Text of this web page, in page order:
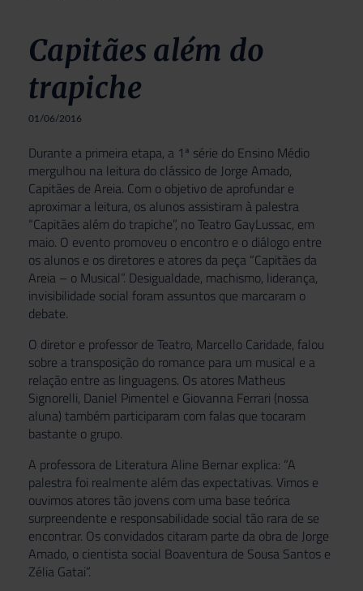
Capitães além do
trapiche
01/06/2016
Durante a primeira etapa, a 1ª série do Ensino Médio
mergulhou na leitura do clássico de Jorge Amado,
Capitães de Areia. Com o objetivo de aprofundar e
aproximar a leitura, os alunos assistiram à palestra
“Capitães além do trapiche”, no Teatro GayLussac, em
maio. O evento promoveu o encontro e o diálogo entre
os alunos e os diretores e atores da peça “Capitães da
Areia – o Musical”. Desigualdade, machismo, liderança,
invisibilidade social foram assuntos que marcaram o
debate.
O diretor e professor de Teatro, Marcello Caridade, falou
sobre a transposição do romance para um musical e a
relação entre as linguagens. Os atores Matheus
Signorelli, Daniel Pimentel e Giovanna Ferrari (nossa
aluna) também participaram com falas que tocaram
bastante o grupo.
A professora de Literatura Aline Bernar explica: “A
palestra foi realmente além das expectativas. Vimos e
ouvimos atores tão jovens com uma base teórica
surpreendente e responsabilidade social tão rara de se
encontrar. Os convidados citaram parte da obra de Jorge
Amado, o cientista social Boaventura de Sousa Santos e
Zélia Gatai”.